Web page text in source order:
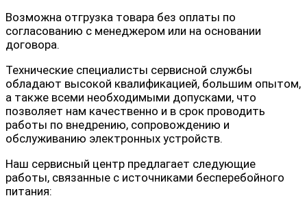
Возможна отгрузка товара без оплаты по
согласованию с менеджером или на основании
договора.
Технические специалисты сервисной службы
обладают высокой квалификацией, большим опытом,
а также всеми необходимыми допусками, что
позволяет нам качественно и в срок проводить
работы по внедрению, сопровождению и
обслуживанию электронных устройств.
Наш сервисный центр предлагает следующие
работы, связанные с источниками бесперебойного
питания: